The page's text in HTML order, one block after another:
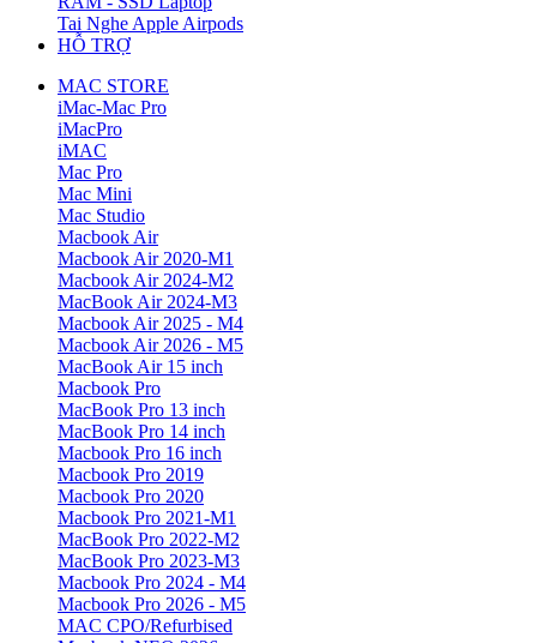
Tai Nghe Apple Airpods
HỖ TRỢ
MAC STORE
iMac-Mac Pro
iMacPro
iMAC
Mac Pro
Mac Mini
Mac Studio
Macbook Air
Macbook Air 2020-M1
Macbook Air 2024-M2
MacBook Air 2024-M3
Macbook Air 2025 - M4
Macbook Air 2026 - M5
MacBook Air 15 inch
Macbook Pro
MacBook Pro 13 inch
MacBook Pro 14 inch
Macbook Pro 16 inch
Macbook Pro 2019
Macbook Pro 2020
Macbook Pro 2021-M1
MacBook Pro 2022-M2
MacBook Pro 2023-M3
Macbook Pro 2024 - M4
Macbook Pro 2026 - M5
MAC CPO/Refurbised